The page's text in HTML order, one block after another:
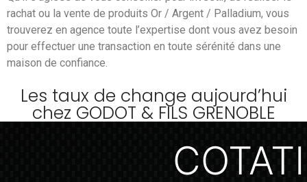
rachat ou la vente de produits Or / Argent / Palladium, vous
trouverez en agence toute l’expertise dont vous avez besoin
pour effectuer une transaction en toute sérénité dans une
maison de confiance.
Les taux de change aujourd’hui
chez GODOT & FILS GRENOBLE